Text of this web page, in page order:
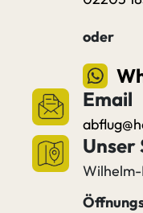
oder
Email
Unser
Wilhelm-